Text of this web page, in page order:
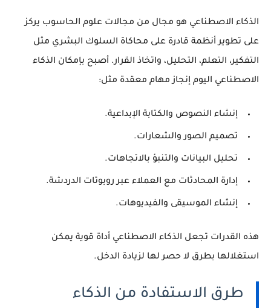
الذكاء الاصطناعي هو مجال من مجالات علوم الحاسوب يركز
على تطوير أنظمة قادرة على محاكاة السلوك البشري مثل
التفكير، التعلم، التحليل، واتخاذ القرار. أصبح بإمكان الذكاء
الاصطناعي اليوم إنجاز مهام معقدة مثل:
إنشاء النصوص والكتابة الإبداعية.
تصميم الصور والشعارات.
تحليل البيانات والتنبؤ بالاتجاهات.
إدارة المحادثات مع العملاء عبر روبوتات الدردشة.
إنشاء الموسيقى والفيديوهات.
هذه القدرات تجعل الذكاء الاصطناعي أداة قوية يمكن
استغلالها بطرق لا حصر لها لزيادة الدخل.
طرق الاستفادة من الذكاء